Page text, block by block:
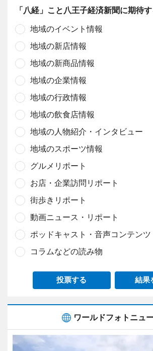
「八経」こと八王子経済新聞に期待
地域のイベント情報
地域の新店情報
地域の新商品情報
地域の企業情報
地域の行政情報
地域の飲食店情報
地域の人物紹介・インタビュー
地域のスポーツ情報
グルメリポート
お店・企業訪問リポート
街歩きリポート
動画ニュース・リポート
ポッドキャスト・音声コンテンツ
コラムなどの読み物
投票する 結果
ワールドフォトニュ